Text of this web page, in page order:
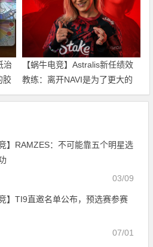
治
胶
【蜗牛电竞】Astralis新任绩效
教练：离开NAVI是为了更大的
蓝图【EV扑克小游戏官网】
竞】RAMZES：不可能靠五个明星选
03/09
竞】TI9直邀名单公布，预选赛参赛
07/01